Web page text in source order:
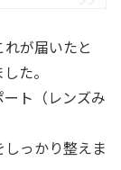
が届いたと
た。
ト（レンズみ
っかり整えま